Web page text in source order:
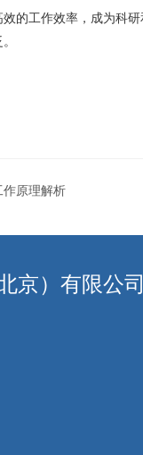
工作效率，成为科研
作原理解析
京）有限公司